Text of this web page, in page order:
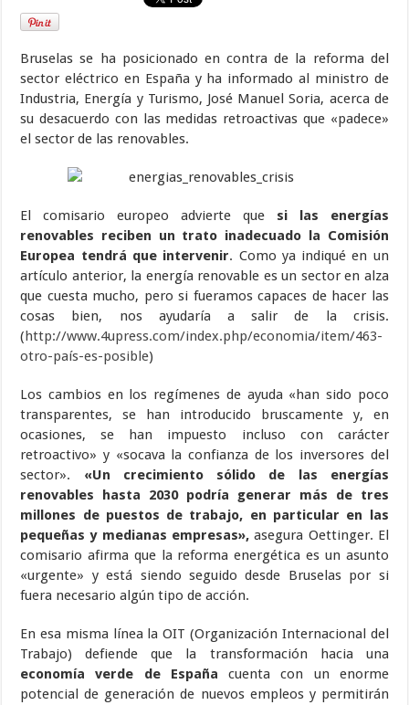
Bruselas se ha posicionado en contra de la reforma del
sector eléctrico en España y ha informado al ministro de
Industria, Energía y Turismo, José Manuel Soria, acerca de
su desacuerdo con las medidas retroactivas que «padece»
el sector de las renovables.
El comisario europeo advierte que si las energías
renovables reciben un trato inadecuado la Comisión
Europea tendrá que intervenir. Como ya indiqué en un
artículo anterior, la energía renovable es un sector en alza
que cuesta mucho, pero si fueramos capaces de hacer las
cosas bien, nos ayudaría a salir de la crisis.
(http://www.4upress.com/index.php/economia/item/463-
otro-país-es-posible)
Los cambios en los regímenes de ayuda «han sido poco
transparentes, se han introducido bruscamente y, en
ocasiones, se han impuesto incluso con carácter
retroactivo» y «socava la confianza de los inversores del
sector». «Un crecimiento sólido de las energías
renovables hasta 2030 podría generar más de tres
millones de puestos de trabajo, en particular en las
pequeñas y medianas empresas», asegura Oettinger. El
comisario afirma que la reforma energética es un asunto
«urgente» y está siendo seguido desde Bruselas por si
fuera necesario algún tipo de acción.
En esa misma línea la OIT (Organización Internacional del
Trabajo) defiende que la transformación hacia una
economía verde de España cuenta con un enorme
potencial de generación de nuevos empleos y permitirán